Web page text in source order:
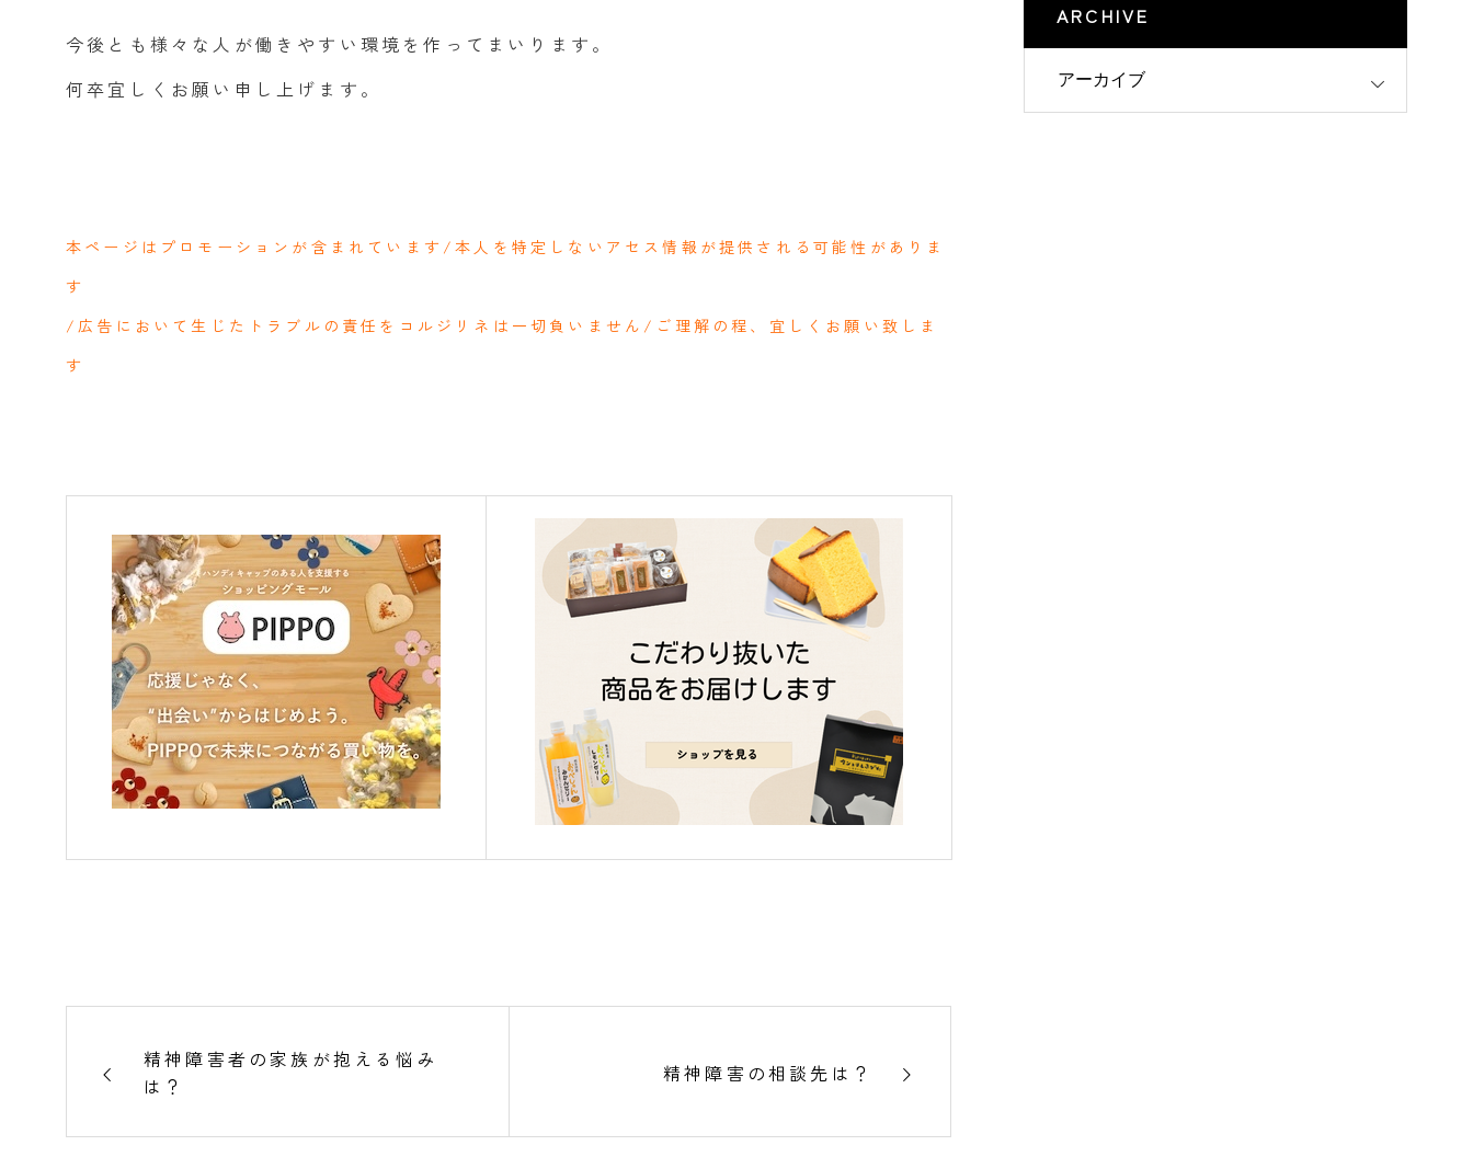
今後とも様々な人が働きやすい環境を作ってまいります。
何卒宜しくお願い申し上げます。
本ページはプロモーションが含まれています/本人を特定しないアセス情報が提供される可能性がありま
す
/広告において生じたトラブルの責任をコルジリネは一切負いません/ご理解の程、宜しくお願い致しま
す
精神障害者の家族が抱える悩み
は？
精神障害の相談先は？
ARCHIVE